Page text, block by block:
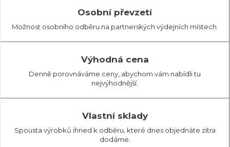
Osobní převzetí
Možnost osobního odběru na partnerských výdejních místech.
Výhodná cena
Denně porovnáváme ceny, abychom vám nabídli tu
nejvýhodnější.
Vlastní sklady
Spousta výrobků ihned k odběru, které dnes objednáte zítra
dodáme.